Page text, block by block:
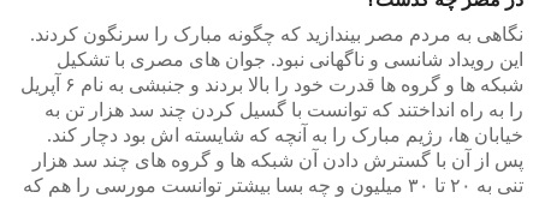
نگاهی به مردم مصر بیندازید که چگونه مبارک را سرنگون کردند.
این رویداد شانسی و ناگهانی نبود. جوان های مصری با تشکیل
شبکه ها و گروه ها قدرت خود را بالا بردند و جنبشی به نام ۶ آپریل
را به راه انداختند که توانست با گسیل کردن چند سد هزار تن به
خیابان ها، رژیم مبارک را به آنچه که شایسته اش بود دچار کند.
پس از آن با گسترش دادن آن شبکه ها و گروه های چند سد هزار
تنی به ۲۰ تا ۳۰ میلیون و چه بسا بیشتر توانست مورسی را هم که